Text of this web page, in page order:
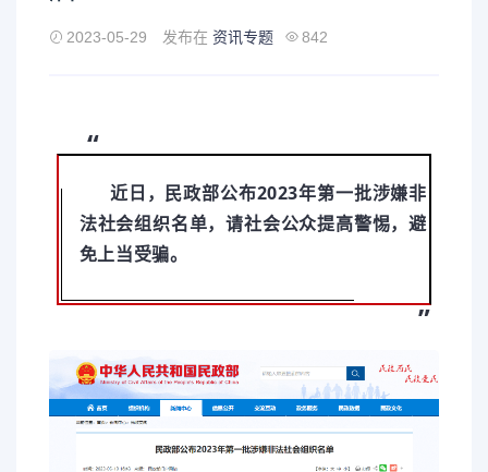
2023-05-29 发布在 资讯专题 842
“
近日，民政部公布2023年第一批涉嫌非
法社会组织名单，请社会公众提高警惕，避
免上当受骗。
”